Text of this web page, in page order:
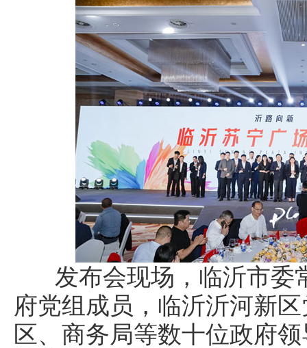
发布会现场，临沂市委
府党组成员，临沂沂河新
区、商务局等数十位政府